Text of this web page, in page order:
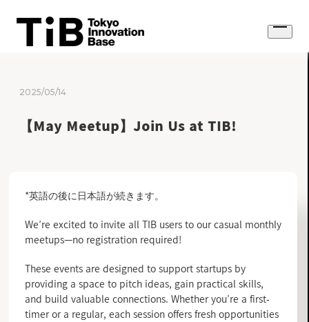
content
Open
2025/05/14
【May Meetup】Join Us at TIB!
*英語の後に日本語が続きます。
We’re excited to invite all TIB users to our casual monthly
meetups—no registration required!
These events are designed to support startups by
providing a space to pitch ideas, gain practical skills,
and build valuable connections. Whether you’re a first-
timer or a regular, each session offers fresh opportunities